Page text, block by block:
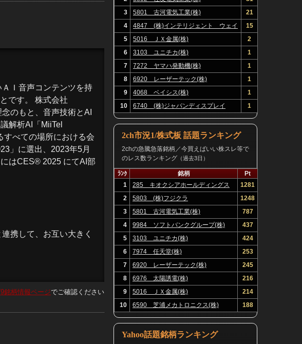
ＡＩ音声コンテンツを持
です。 株式会社
のもと、音声技術とAI
解析AI「MiiTel
すべての場所における会
」に選出、2023年5月
はCES® 2025 にてAI部
連携して、お互い大きく
銘柄情報ページでご確認ください
3
5801 古河電気工業(株)
21
4
4847 (株)インテリジェント ウェイ
ブ
15
5
5016 ＪＸ金属(株)
2
6
3103 ユニチカ(株)
1
7
7272 ヤマハ発動機(株)
1
8
6920 レーザーテック(株)
1
9
4068 ベイシス(株)
1
10
6740 (株)ジャパンディスプレイ 1
2ch市況1/株式板 話題ランキング
2chの急騰急落銘柄／今買えばいい株スレ等で
のレス数ランキング（過去3日）
ﾗﾝｸ 銘柄
Pt
1
285 キオクシアホールディングス
(株)
1281
2
5803 (株)フジクラ
1248
3
5801 古河電気工業(株)
787
4
9984 ソフトバンクグループ(株)
437
5
3103 ユニチカ(株)
424
6
7974 任天堂(株)
253
7
6920 レーザーテック(株)
245
8
6976 太陽誘電(株)
216
9
5016 ＪＸ金属(株)
214
10
6590 芝浦メカトロニクス(株) 188
Yahoo話題銘柄ランキング